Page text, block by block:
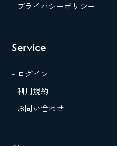
- プライバシーポリシー
Service
- ログイン
- 利用規約
- お問い合わせ